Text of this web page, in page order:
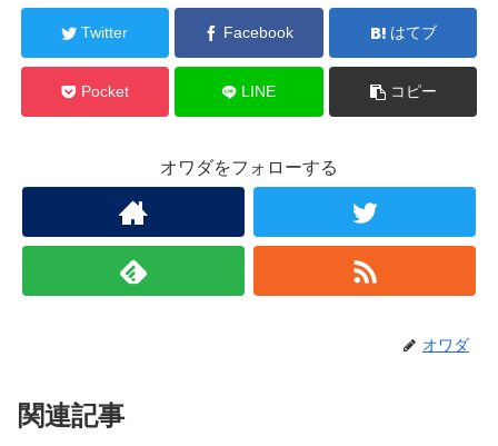
Twitter Facebook はてブ
Pocket LINE コピー
オワダをフォローする
オワダ
関連記事